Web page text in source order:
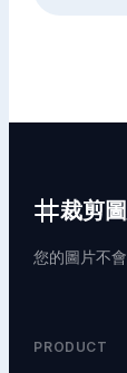
裁剪
您的圖片不
PRODUCT